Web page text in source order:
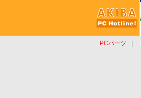
PCパーツ